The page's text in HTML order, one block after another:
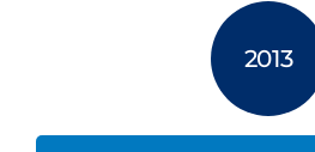
2013